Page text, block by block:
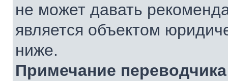
не может давать
является объектом
ниже.
Примечание